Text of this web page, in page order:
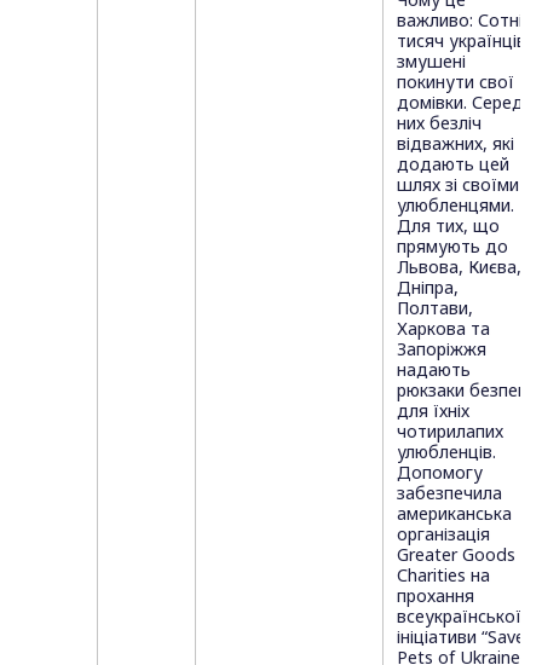
важливо: Сотні
тисяч українців
змушені
покинути свої
домівки. Серед
них безліч
відважних, які
додають цей
шлях зі своїми
улюбленцями.
Для тих, що
прямують до
Львова, Києва,
Дніпра,
Полтави,
Харкова та
Запоріжжя
надають
рюкзаки безпеки
для їхніх
чотирилапих
улюбленців.
Допомогу
забезпечила
американська
організація
Greater Goods
Charities на
прохання
всеукраїнської
ініціативи “Save
Pets of Ukraine”.